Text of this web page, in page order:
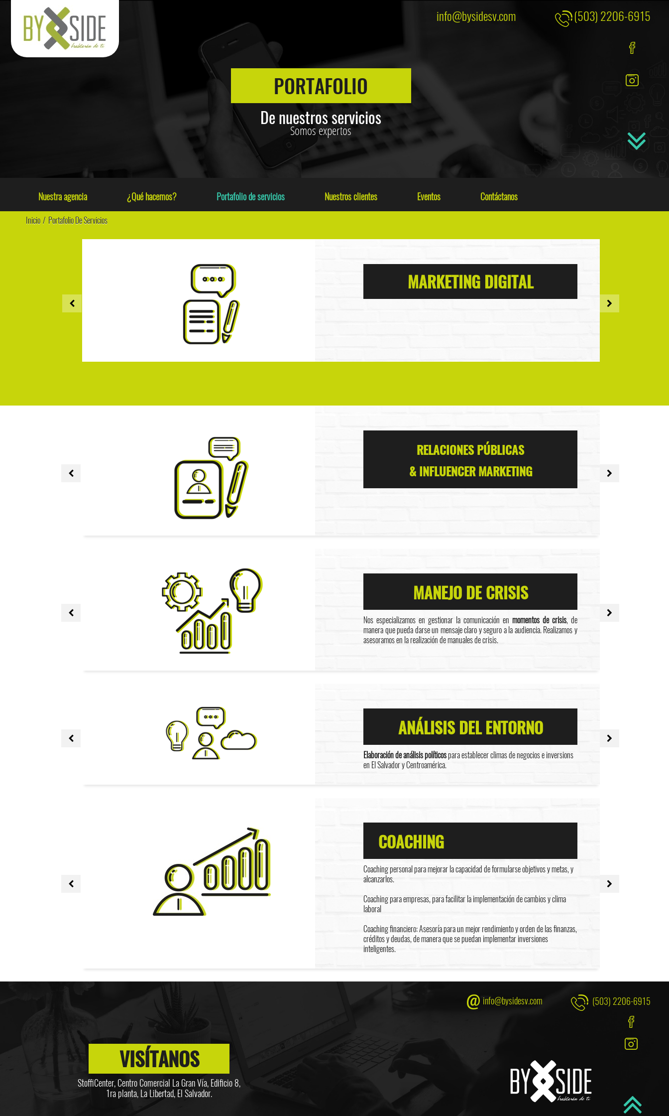
info@bysidesv.com (503) 2206-6915
PORTAFOLIO
De nuestros servicios
Somos expertos
Nuestra agencia ¿Qué hacemos? Portafolio de servicios Nuestros clientes Eventos Contáctanos
Inicio / Portafolio De Servicios
MARKETING DIGITAL
RELACIONES PÚBLICAS
& INFLUENCER MARKETING
MANEJO DE CRISIS
Nos especializamos en gestionar la comunicación en momentos de crisis, de
manera que pueda darse un mensaje claro y seguro a la audiencia. Realizamos y
asesoramos en la realización de manuales de crisis.
ANÁLISIS DEL ENTORNO
Elaboración de análisis políticospara establecer climas de negocios e inversions
en El Salvador y Centroamérica.
COACHING
Coaching personal para mejorar la capacidad de formularse objetivos y metas, y
alcanzarlos.
Coaching para empresas, para facilitar la implementación de cambios y clima
laboral
Coaching financiero: Asesoría para un mejor rendimiento y orden de las finanzas,
créditos y deudas, de manera que se puedan implementar inversiones
inteligentes.
info@bysidesv.com (503) 2206-6915
VISÍTANOS
StoffiCenter, Centro Comercial La Gran Vía, Edificio 8,
1ra planta, La Libertad, El Salvador.